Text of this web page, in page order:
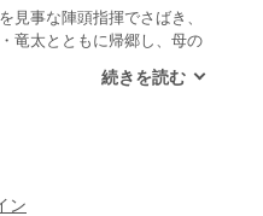
見事な陣頭指揮でさばき、
竜太とともに帰郷し、母の
父に、金太郎は「孫を抱き
という切れ者らしい男が入
ン